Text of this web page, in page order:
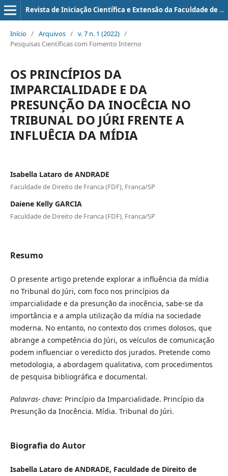
Revista de Iniciação Científica e Extensão da Faculdade de Direito de Franca
Início / Arquivos / v. 7 n. 1 (2022) /
Pesquisas Científicas com Fomento Interno
OS PRINCÍPIOS DA
IMPARCIALIDADE E DA
PRESUNÇÃO DA INOCÊCIA NO
TRIBUNAL DO JÚRI FRENTE A
INFLUÊCIA DA MÍDIA
Isabella Lataro de ANDRADE
Faculdade de Direito de Franca (FDF), Franca/SP
Daiene Kelly GARCIA
Faculdade de Direito de Franca (FDF), Franca/SP
Resumo
O presente artigo pretende explorar a influência da mídia
no Tribunal do Júri, com foco nos princípios da
imparcialidade e da presunção da inocência, sabe-se da
importância e a ampla utilização da mídia na sociedade
moderna. No entanto, no contexto dos crimes dolosos, que
abrange a competência do Júri, os veículos de comunicação
podem influenciar o veredicto dos jurados. Pretende como
metodologia, a abordagem qualitativa, com procedimentos
de pesquisa bibliográfica e documental.
Palavras- chave: Princípio da Imparcialidade. Princípio da
Presunção da Inocência. Mídia. Tribunal do Júri.
Biografia do Autor
Isabella Lataro de ANDRADE, Faculdade de Direito de